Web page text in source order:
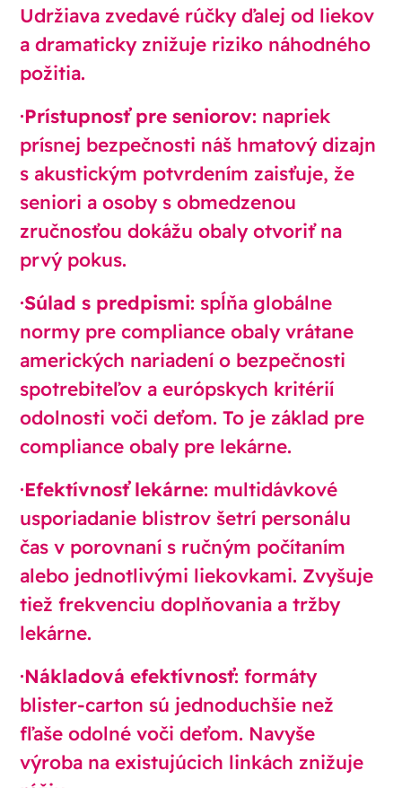
Udržiava zvedavé rúčky ďalej od liekov
a dramaticky znižuje riziko náhodného
požitia.
·Prístupnosť pre seniorov: napriek
prísnej bezpečnosti náš hmatový dizajn
s akustickým potvrdením zaisťuje, že
seniori a osoby s obmedzenou
zručnosťou dokážu obaly otvoriť na
prvý pokus.
·Súlad s predpismi: spĺňa globálne
normy pre compliance obaly vrátane
amerických nariadení o bezpečnosti
spotrebiteľov a európskych kritérií
odolnosti voči deťom. To je základ pre
compliance obaly pre lekárne.
·Efektívnosť lekárne: multidávkové
usporiadanie blistrov šetrí personálu
čas v porovnaní s ručným počítaním
alebo jednotlivými liekovkami. Zvyšuje
tiež frekvenciu doplňovania a tržby
lekárne.
·Nákladová efektívnosť: formáty
blister-carton sú jednoduchšie než
fľaše odolné voči deťom. Navyše
výroba na existujúcich linkách znižuje